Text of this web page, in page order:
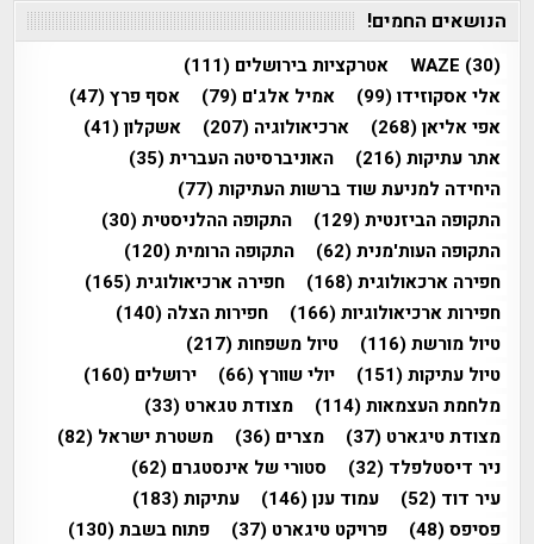
הנושאים החמים!
WAZE (30) אטרקציות בירושלים (111)
אלי אסקוזידו(99) אמיל אלג'ם (79) אסף פרץ(47)
אפי אליאן(268) ארכיאולוגיה (207) אשקלון(41)
אתר עתיקות(216) האוניברסיטה העברית(35)
היחידה למניעת שוד ברשות העתיקות(77)
התקופה הביזנטית(129) התקופה ההלניסטית(30)
התקופה העות'מנית(62) התקופה הרומית(120)
חפירה ארכאולוגית(168) חפירה ארכיאולוגית(165)
חפירות ארכיאולוגיות(166) חפירות הצלה (140)
טיול מורשת(116) טיול משפחות(217)
טיול עתיקות(151) יולי שוורץ(66) ירושלים (160)
מלחמת העצמאות(114) מצודת טגארט (33)
מצודת טיגארט (37) מצרים (36) משטרת ישראל (82)
ניר דיסטלפלד (32) סטורי של אינסטגרם (62)
עיר דוד (52) עמוד ענן(146) עתיקות(183)
פסיפס(48) פרויקט טיגארט (37) פתוח בשבת(130)